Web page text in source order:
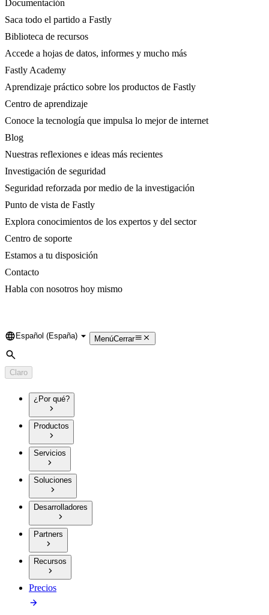
Documentación
Saca todo el partido a Fastly
Biblioteca de recursos
Accede a hojas de datos, informes y mucho más
Fastly Academy
Aprendizaje práctico sobre los productos de Fastly
Centro de aprendizaje
Conoce la tecnología que impulsa lo mejor de internet
Blog
Nuestras reflexiones e ideas más recientes
Investigación de seguridad
Seguridad reforzada por medio de la investigación
Punto de vista de Fastly
Explora conocimientos de los expertos y del sector
Centro de soporte
Estamos a tu disposición
Contacto
Habla con nosotros hoy mismo
Language
Español (España) MenúCerrar
Búsqueda
Claro
¿Por qué?
Productos
Servicios
Soluciones
Desarrolladores
Partners
Recursos
Precios